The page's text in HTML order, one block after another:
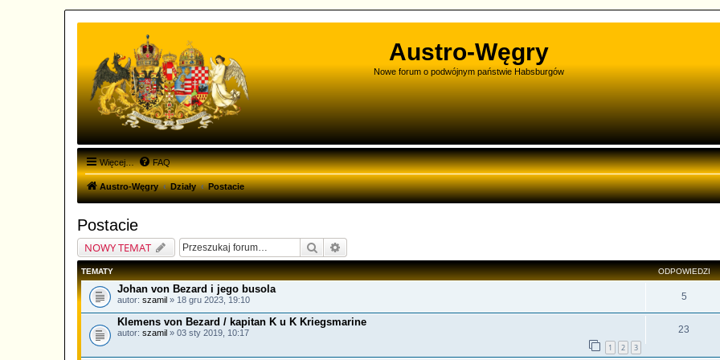
Austro-Węgry
Nowe forum o podwójnym państwie Habsburgów
Więcej… FAQ
Austro-Węgry Działy Postacie
Postacie
NOWY TEMAT Szukaj
TEMATY ODPOWIEDZI
Johan von Bezard i jego busola
autor: szamil » 18 gru 2023, 19:10 5
Klemens von Bezard / kapitan K u K Kriegsmarine
autor: szamil » 03 sty 2019, 10:17
1 2 3
23